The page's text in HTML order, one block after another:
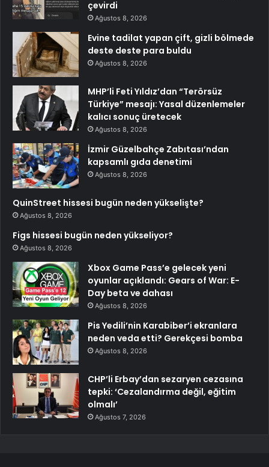
çevirdi
Ağustos 8, 2026
Evine tadilat yapan çift, gizli bölmede
deste deste para buldu
Ağustos 8, 2026
MHP’li Feti Yıldız’dan “Terörsüz
Türkiye” mesajı: Yasal düzenlemeler
kalıcı sonuç üretecek
Ağustos 8, 2026
İzmir Güzelbahçe Zabıtası’ndan
kapsamlı gıda denetimi
Ağustos 8, 2026
QuinStreet hissesi bugün neden yükselişte?
Ağustos 8, 2026
Figs hissesi bugün neden yükseliyor?
Ağustos 8, 2026
Xbox Game Pass’e gelecek yeni
oyunlar açıklandı: Gears of War: E-
Day beta ve dahası
Ağustos 8, 2026
Pis Yedili’nin Karabiber’i ekranlara
neden veda etti? Gerekçesi bomba
Ağustos 8, 2026
CHP’li Erbay’dan sezaryen cezasına
tepki: ‘Cezalandırma değil, eğitim
olmalı’
Ağustos 7, 2026